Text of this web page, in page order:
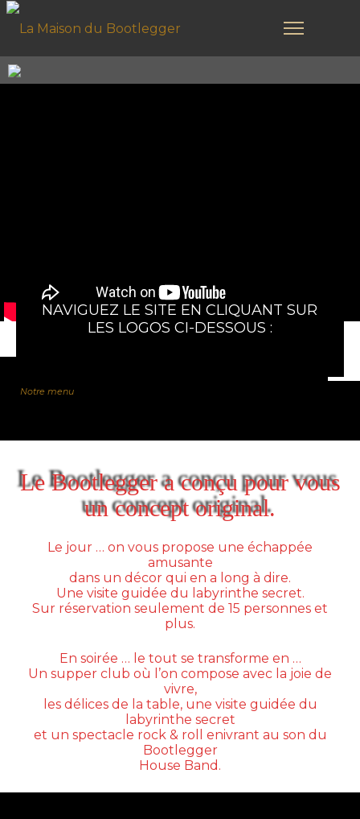
NAVIGUEZ LE SITE EN CLIQUANT SUR
LES LOGOS CI-DESSOUS :
Notre menu
Le Bootlegger a conçu pour vous
un concept original.
Le jour … on vous propose une échappée
amusante
dans un décor qui en a long à dire.
Une visite guidée du labyrinthe secret.
Sur réservation seulement de 15 personnes et
plus.
En soirée … le tout se transforme en …
Un supper club où l’on compose avec la joie de
vivre,
les délices de la table, une visite guidée du
labyrinthe secret
et un spectacle rock & roll enivrant au son du
Bootlegger
House Band.